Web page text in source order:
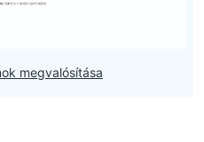
megvalósítása